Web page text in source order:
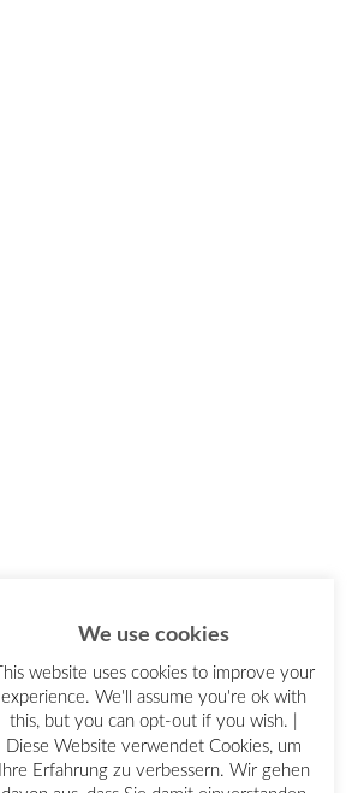
We use cookies
This website uses cookies to improve your
experience. We'll assume you're ok with
this, but you can opt-out if you wish. |
Diese Website verwendet Cookies, um
Ihre Erfahrung zu verbessern. Wir gehen